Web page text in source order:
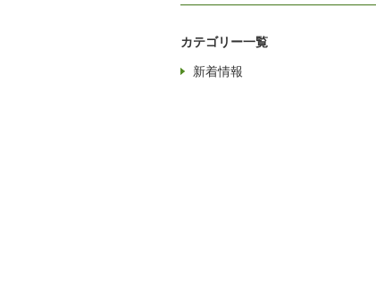
カテゴリー一覧
新着情報